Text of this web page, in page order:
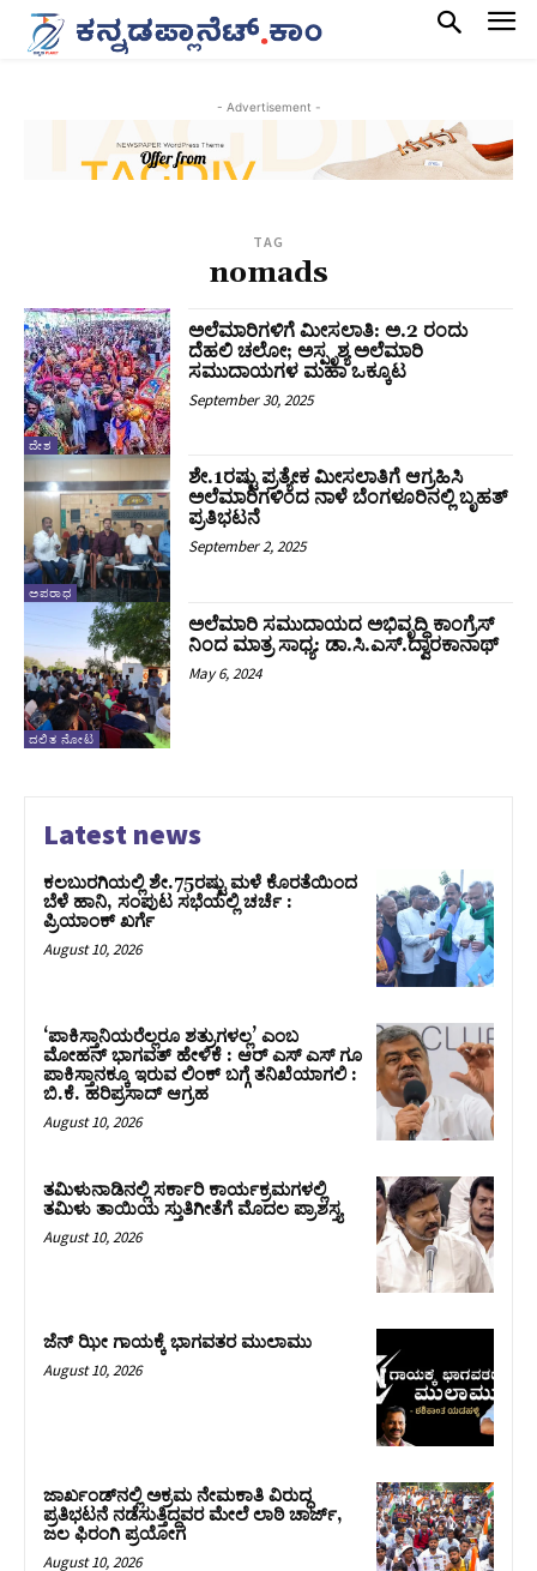
- Advertisement -
TAG
nomads
ದೇಶ
ಅಲೆಮಾರಿಗಳಿಗೆ ಮೀಸಲಾತಿ: ಅ.2 ರಂದು
ದೆಹಲಿ ಚಲೋ; ಅಸ್ಪೃಶ್ಯ ಅಲೆಮಾರಿ
ಸಮುದಾಯಗಳ ಮಹಾ ಒಕ್ಕೂಟ
September 30, 2025
ಅಪರಾಧ
ಶೇ.1ರಷ್ಟು ಪ್ರತ್ಯೇಕ ಮೀಸಲಾತಿಗೆ ಆಗ್ರಹಿಸಿ
ಅಲೆಮಾರಿಗಳಿಂದ ನಾಳೆ ಬೆಂಗಳೂರಿನಲ್ಲಿ ಬೃಹತ್
ಪ್ರತಿಭಟನೆ
September 2, 2025
ದಲಿತ ನೋಟ
ಅಲೆಮಾರಿ ಸಮುದಾಯದ ಅಭಿವೃದ್ಧಿ ಕಾಂಗ್ರೆಸ್
ನಿಂದ ಮಾತ್ರ ಸಾಧ್ಯ: ಡಾ.ಸಿ.ಎಸ್.ದ್ವಾರಕಾನಾಥ್
May 6, 2024
Latest news
ಕಲಬುರಗಿಯಲ್ಲಿ ಶೇ.75ರಷ್ಟು ಮಳೆ ಕೊರತೆಯಿಂದ
ಬೆಳೆ ಹಾನಿ, ಸಂಪುಟ‌ ಸಭೆಯಲ್ಲಿ ಚರ್ಚೆ :
ಪ್ರಿಯಾಂಕ್ ಖರ್ಗೆ
August 10, 2026
‘ಪಾಕಿಸ್ತಾನಿಯರೆಲ್ಲರೂ ಶತ್ರುಗಳಲ್ಲ’ ಎಂಬ
ಮೋಹನ್‌ ಭಾಗವತ್ ಹೇಳಿಕೆ : ಆರ್ ಎಸ್ ಎಸ್ ಗೂ
ಪಾಕಿಸ್ತಾನಕ್ಕೂ ಇರುವ ಲಿಂಕ್ ಬಗ್ಗೆ ತನಿಖೆಯಾಗಲಿ :
ಬಿ.ಕೆ. ಹರಿಪ್ರಸಾದ್‌ ಆಗ್ರಹ
August 10, 2026
ತಮಿಳುನಾಡಿನಲ್ಲಿ ಸರ್ಕಾರಿ ಕಾರ್ಯಕ್ರಮಗಳಲ್ಲಿ
ತಮಿಳು ತಾಯಿಯ ಸ್ತುತಿಗೀತೆಗೆ ಮೊದಲ ಪ್ರಾಶಸ್ತ್ಯ
August 10, 2026
ಜೆನ್ ಝೀ ಗಾಯಕ್ಕೆ ಭಾಗವತರ ಮುಲಾಮು
August 10, 2026
ಜಾರ್ಖಂಡ್‌ನಲ್ಲಿ ಅಕ್ರಮ ನೇಮಕಾತಿ ವಿರುದ್ಧ
ಪ್ರತಿಭಟನೆ ನಡೆಸುತ್ತಿದ್ದವರ ಮೇಲೆ ಲಾಠಿ ಚಾರ್ಜ್‌,
ಜಲ ಫಿರಂಗಿ ಪ್ರಯೋಗ
August 10, 2026